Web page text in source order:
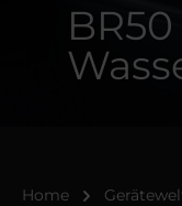
BR50
Home